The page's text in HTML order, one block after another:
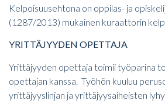
Kelpoisuusehtona on oppilas- ja
(1287/2013) mukainen kuraattorin
YRITTÄJYYDEN OPETTAJA
Yrittäjyyden opettaja toimii työparina
opettajan kanssa. Työhön kuuluu
yrittäjyyslinjan ja yrittäjyysaiheisten